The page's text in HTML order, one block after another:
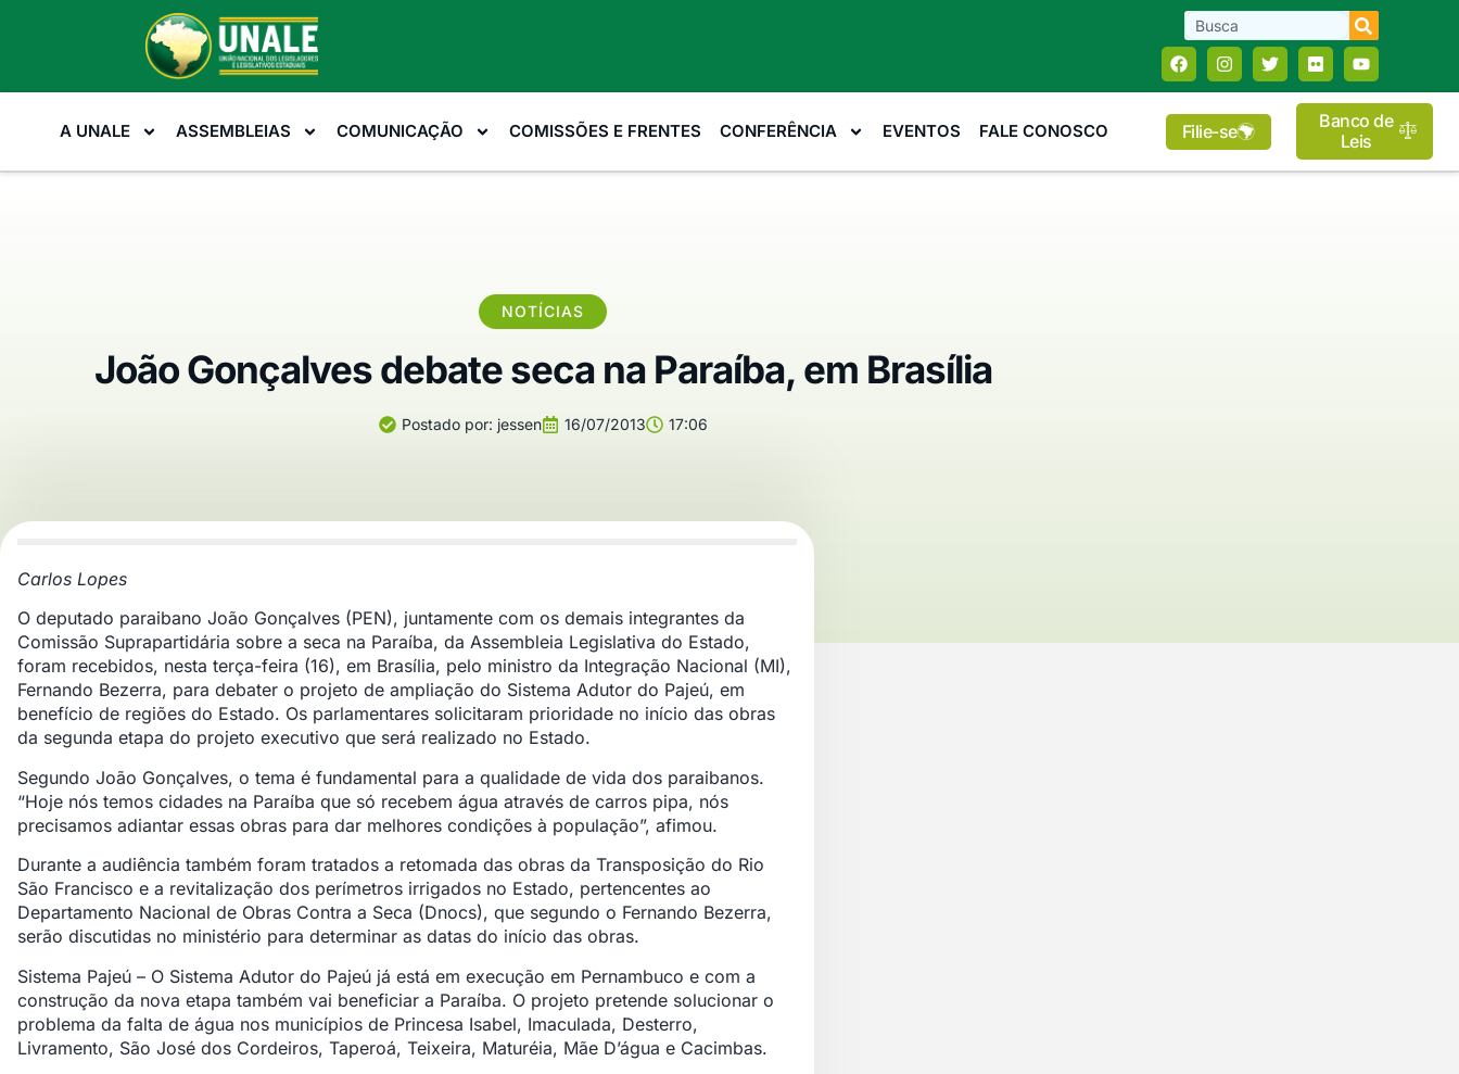
A UNALE ASSEMBLEIAS COMUNICAÇÃO COMISSÕES E FRENTES CONFERÊNCIA EVENTOS FALE CONOSCO Filie-se
Banco de
Leis
NOTÍCIAS
João Gonçalves debate seca na Paraíba, em Brasília
Postado por: jessen 16/07/2013 17:06
Carlos Lopes
O deputado paraibano João Gonçalves (PEN), juntamente com os demais integrantes da
Comissão Suprapartidária sobre a seca na Paraíba, da Assembleia Legislativa do Estado,
foram recebidos, nesta terça-feira (16), em Brasília, pelo ministro da Integração Nacional (MI),
Fernando Bezerra, para debater o projeto de ampliação do Sistema Adutor do Pajeú, em
benefício de regiões do Estado. Os parlamentares solicitaram prioridade no início das obras
da segunda etapa do projeto executivo que será realizado no Estado.
Segundo João Gonçalves, o tema é fundamental para a qualidade de vida dos paraibanos.
“Hoje nós temos cidades na Paraíba que só recebem água através de carros pipa, nós
precisamos adiantar essas obras para dar melhores condições à população”, afimou.
Durante a audiência também foram tratados a retomada das obras da Transposição do Rio
São Francisco e a revitalização dos perímetros irrigados no Estado, pertencentes ao
Departamento Nacional de Obras Contra a Seca (Dnocs), que segundo o Fernando Bezerra,
serão discutidas no ministério para determinar as datas do início das obras.
Sistema Pajeú – O Sistema Adutor do Pajeú já está em execução em Pernambuco e com a
construção da nova etapa também vai beneficiar a Paraíba. O projeto pretende solucionar o
problema da falta de água nos municípios de Princesa Isabel, Imaculada, Desterro,
Livramento, São José dos Cordeiros, Taperoá, Teixeira, Maturéia, Mãe D’água e Cacimbas.